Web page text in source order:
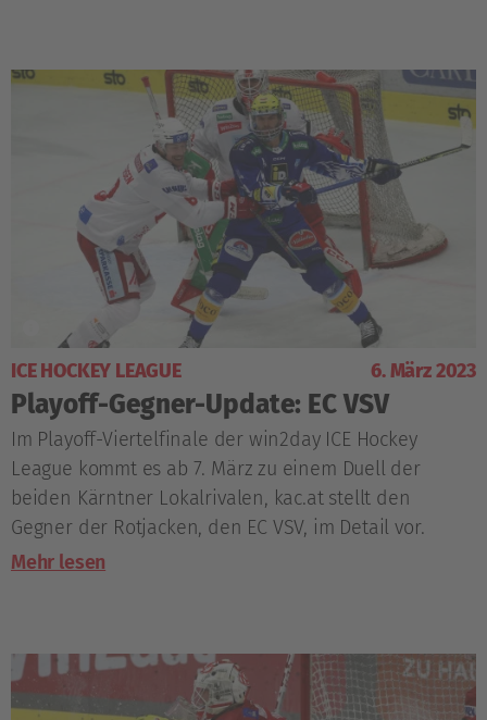
ICE HOCKEY LEAGUE 6. März 2023
Playoff-Gegner-Update: EC VSV
Im Playoff-Viertelfinale der win2day ICE Hockey
League kommt es ab 7. März zu einem Duell der
beiden Kärntner Lokalrivalen, kac.at stellt den
Gegner der Rotjacken, den EC VSV, im Detail vor.
Mehr lesen